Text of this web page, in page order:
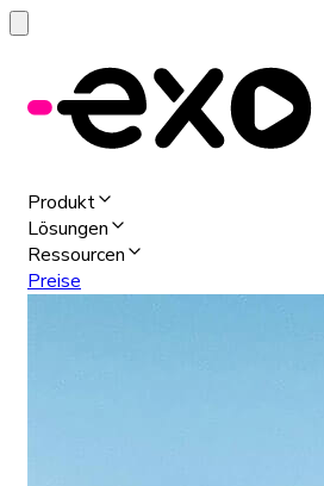
Produkt
Lösungen
Ressourcen
Preise